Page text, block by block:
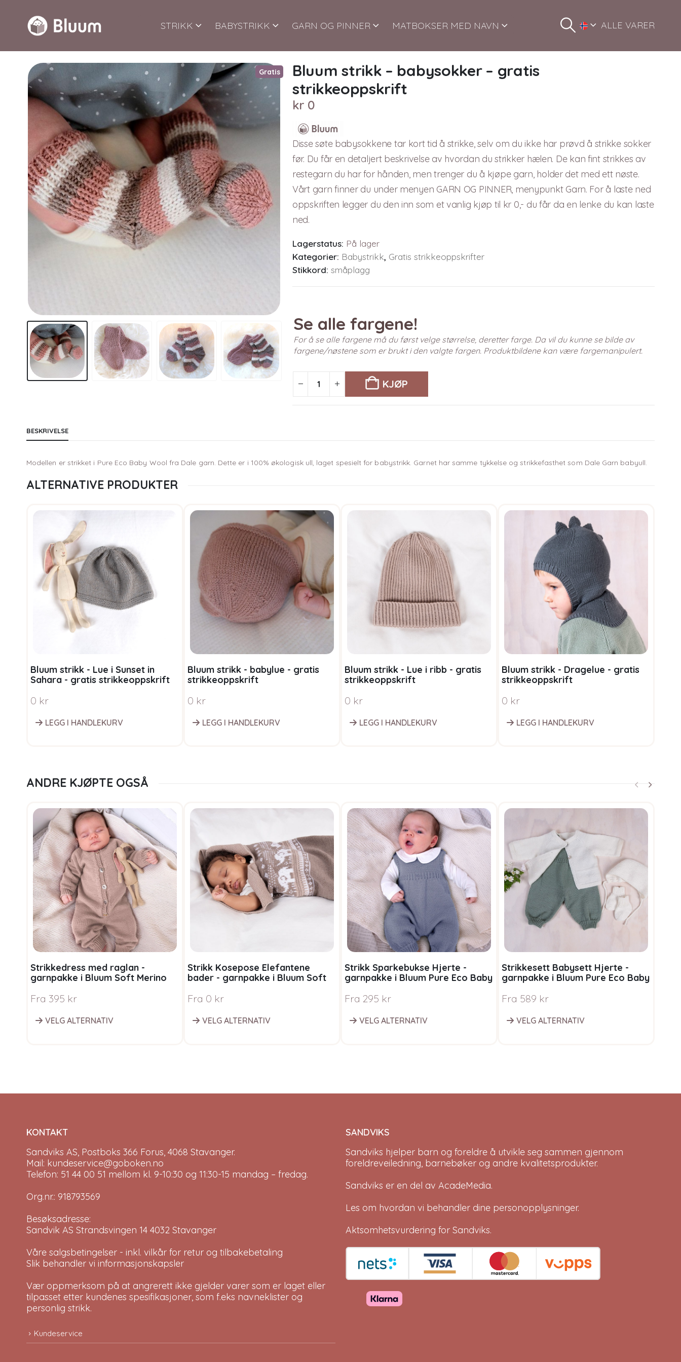
STRIKK BABYSTRIKK GARN OG PINNER MATBOKSER MED NAVN ALLE VARER
Gratis
Bluum strikk – babysokker – gratis
strikkeoppskrift
kr 0
Disse søte babysokkene tar kort tid å strikke, selv om du ikke har prøvd å strikke sokker
før. Du får en detaljert beskrivelse av hvordan du strikker hælen. De kan fint strikkes av
restegarn du har for hånden, men trenger du å kjøpe garn, holder det med ett nøste.
Vårt garn finner du under menyen GARN OG PINNER, menypunkt Garn. For å laste ned
oppskriften legger du den inn som et vanlig kjøp til kr 0,- du får da en lenke du kan laste
ned.
Lagerstatus: På lager
Kategorier: Babystrikk, Gratis strikkeoppskrifter
Stikkord: småplagg
Se alle fargene!
For å se alle fargene må du først velge størrelse, deretter farge. Da vil du kunne se bilde av
fargene/nøstene som er brukt i den valgte fargen. Produktbildene kan være fargemanipulert.
KJØP
BESKRIVELSE
Modellen er strikket i Pure Eco Baby Wool fra Dale garn. Dette er i 100% økologisk ull, laget spesielt for babystrikk. Garnet har samme tykkelse og strikkefasthet som Dale Garn babyull.
ALTERNATIVE PRODUKTER
Bluum strikk - Lue i Sunset in
Sahara - gratis strikkeoppskrift
0 kr
LEGG I HANDLEKURV
Bluum strikk - babylue - gratis
strikkeoppskrift
0 kr
LEGG I HANDLEKURV
Bluum strikk - Lue i ribb - gratis
strikkeoppskrift
0 kr
LEGG I HANDLEKURV
Bluum strikk - Dragelue - gratis
strikkeoppskrift
0 kr
LEGG I HANDLEKURV
ANDRE KJØPTE OGSÅ
Strikkedress med raglan -
garnpakke i Bluum Soft Merino
Fra 395 kr
VELG ALTERNATIV
Strikk Kosepose Elefantene
bader - garnpakke i Bluum Soft
Fra 0 kr
VELG ALTERNATIV
Strikk Sparkebukse Hjerte -
garnpakke i Bluum Pure Eco Baby
Fra 295 kr
VELG ALTERNATIV
Strikkesett Babysett Hjerte -
garnpakke i Bluum Pure Eco Baby
Fra 589 kr
VELG ALTERNATIV
KONTAKT
Sandviks AS, Postboks 366 Forus, 4068 Stavanger.
Mail: kundeservice@goboken.no
Telefon: 51 44 00 51 mellom kl. 9-10:30 og 11:30-15 mandag – fredag.
Org.nr.: 918793569
Besøksadresse:
Sandvik AS Strandsvingen 14 4032 Stavanger
Våre salgsbetingelser - inkl. vilkår for retur og tilbakebetaling
Slik behandler vi informasjonskapsler
Vær oppmerksom på at angrerett ikke gjelder varer som er laget eller
tilpasset etter kundenes spesifikasjoner, som f.eks navneklister og
personlig strikk.
Kundeservice
SANDVIKS
Sandviks hjelper barn og foreldre å utvikle seg sammen gjennom
foreldreveiledning, barnebøker og andre kvalitetsprodukter.
Sandviks er en del av AcadeMedia.
Les om hvordan vi behandler dine personopplysninger.
Aktsomhetsvurdering for Sandviks.